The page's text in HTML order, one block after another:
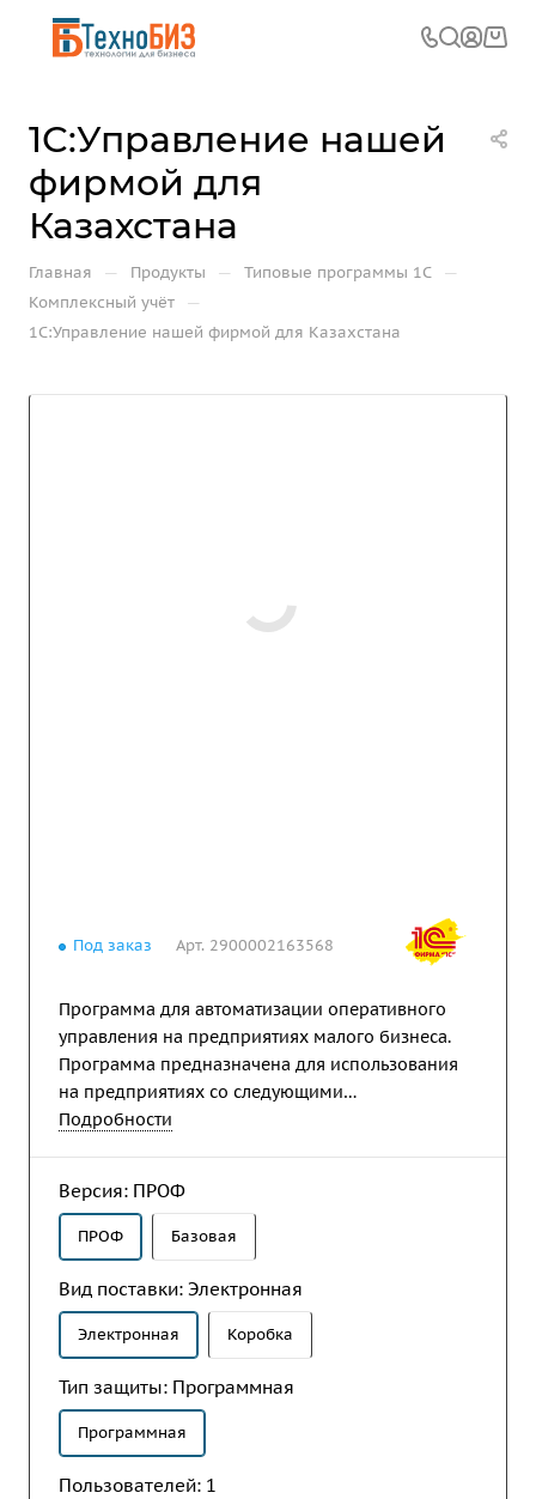
1С:Управление нашей
фирмой для
Казахстана
Главная — Продукты — Типовые программы 1С —
Комплексный учёт —
1С:Управление нашей фирмой для Казахстана
Под заказ Арт. 2900002163568
Программа для автоматизации оперативного
управления на предприятиях малого бизнеса.
Программа предназначена для использования
на предприятиях со следующими
направлениями деятельности: производство
Подробности
Версия: ПРОФ
ПРОФ Базовая
Вид поставки: Электронная
Электронная Коробка
Тип защиты: Программная
Программная
Пользователей: 1